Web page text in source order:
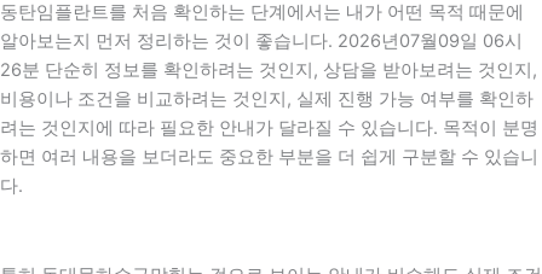
동탄임플란트를 처음 확인하는 단계에서는 내가 어떤 목적 때문에
알아보는지 먼저 정리하는 것이 좋습니다. 2026년07월09일 06시
26분 단순히 정보를 확인하려는 것인지, 상담을 받아보려는 것인지,
비용이나 조건을 비교하려는 것인지, 실제 진행 가능 여부를 확인하
려는 것인지에 따라 필요한 안내가 달라질 수 있습니다. 목적이 분명
하면 여러 내용을 보더라도 중요한 부분을 더 쉽게 구분할 수 있습니
다.